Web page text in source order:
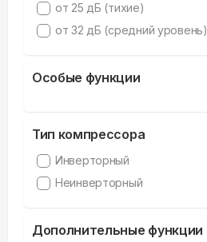
от 25 дБ (тихие)
от 32 дБ (средний уровень)
Особые функции
Тип компрессора
Инверторный
Неинверторный
Дополнительные функции